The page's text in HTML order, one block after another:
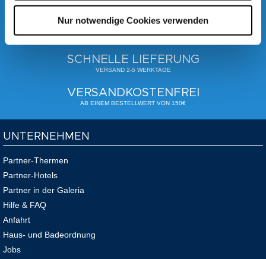
Nur notwendige Cookies verwenden
SICHER EINKAUFEN
SICHERHEIT IHRER DATEN
SCHNELLE LIEFERUNG
VERSAND 2-5 WERKTAGE
VERSANDKOSTENFREI
AB EINEM BESTELLWERT VON 150€
UNTERNEHMEN
Partner-Thermen
Partner-Hotels
Partner in der Galeria
Hilfe & FAQ
Anfahrt
Haus- und Badeordnung
Jobs